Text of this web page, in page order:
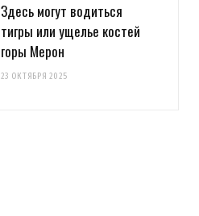
Здесь могут водиться
тигры или ущелье костей
горы Мерон
23 ОКТЯБРЯ 2025